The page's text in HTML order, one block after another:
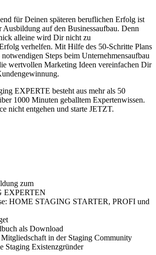
für Deinen späteren beruflichen Erfolg ist
Ausbildung auf den Businessaufbau. Denn
alleine wird Dir nicht zu
verhelfen. Mit Hilfe des 50-Schritte Plans
Steps beim Unternehmensaufbau
wertvollen Marketing Ideen vereinfachen Dir
EXPERTE besteht aus mehr als 50
1000 Minuten geballtem Expertenwissen.
nicht entgehen und starte JETZT.
zum
EXPERTEN
HOME STAGING STARTER, PROFI und
als Download
in der Staging Community
Staging Existenzgründer